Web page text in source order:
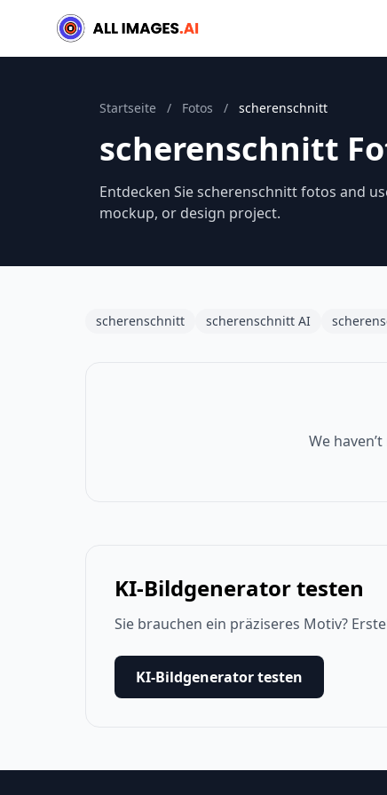
Startseite / Fotos / scherenschnitt
scherenschnitt
Entdecken Sie scherenschnitt fotos and
mockup, or design project.
scherenschnitt scherenschnitt AI
We
KI-Bildgenerator testen
Sie brauchen ein präziseres Motiv?
KI-Bildgenerator testen